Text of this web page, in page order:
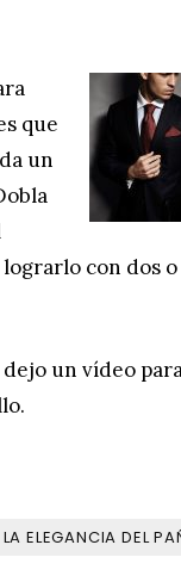
que
un
con dos
un vídeo
LA ELEGANCIA DEL